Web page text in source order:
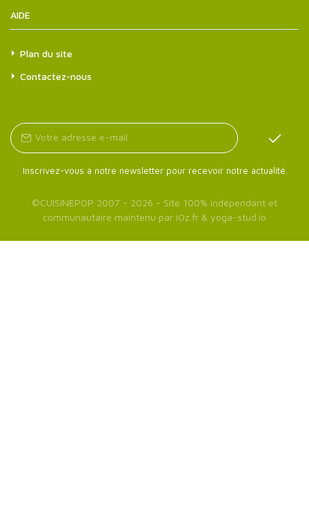
AIDE
Plan du site
Contactez-nous
Inscrivez-vous à notre newsletter pour recevoir notre actualité.
©CUISINEPOP 2007 - 2026 - Site 100% indépendant et
communautaire maintenu par iOz.fr & yoga-stud.io